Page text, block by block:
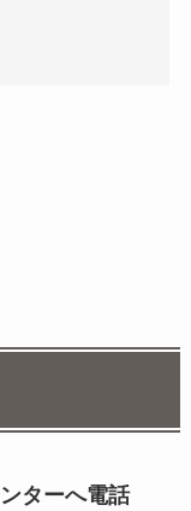
ターへ電話